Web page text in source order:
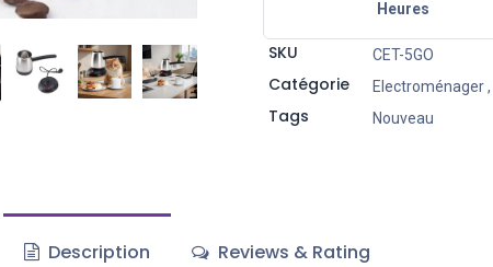
Heures
SKU CET-5GO
Catégorie Electroménager,
Tags Nouveau
Description Reviews & Rating